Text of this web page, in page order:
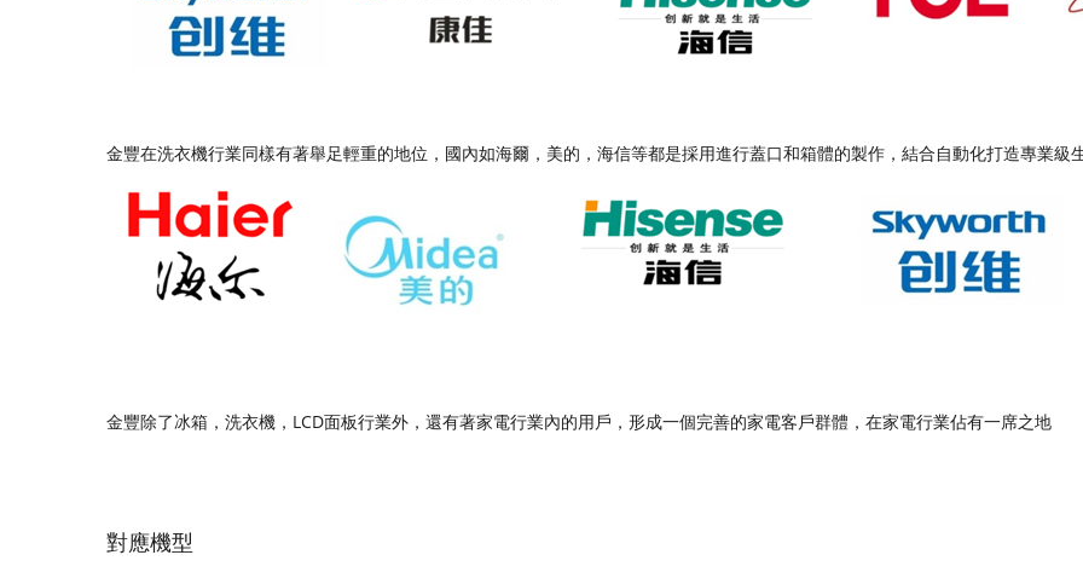
金豐在洗衣機行業同樣有著舉足輕重的地位，國內如海爾，美的，海信等都是採用進行蓋口和箱體的製作，結合自動化打造專業級
金豐除了冰箱，洗衣機，LCD面板行業外，還有著家電行業內的用戶，形成一個完善的家電客戶群體，在家電行業佔有一席之地
對應機型